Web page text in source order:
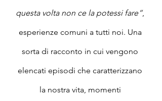
questa volta non ce la potessi fare“,
esperienze comuni a tutti noi. Una
sorta di racconto in cui vengono
elencati episodi che caratterizzano
la nostra vita, momenti